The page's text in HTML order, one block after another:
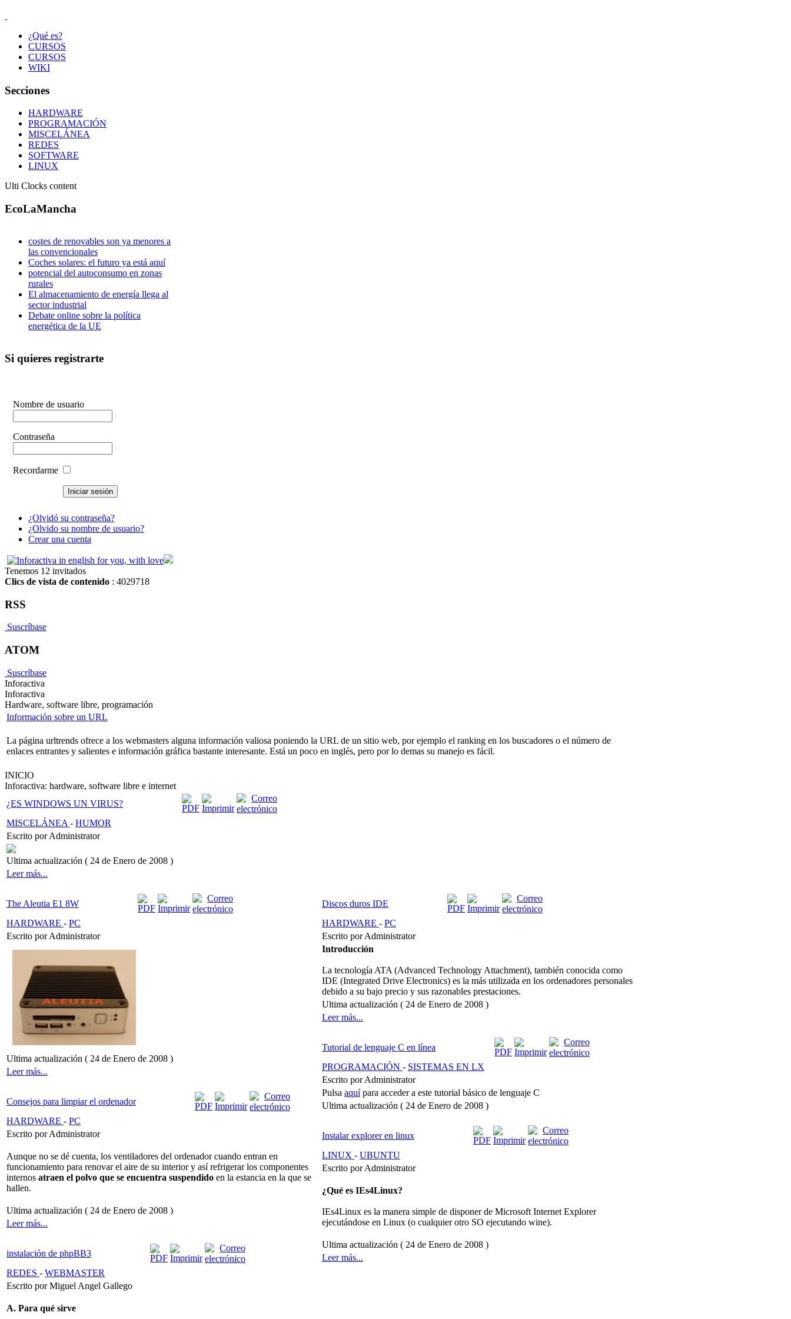
¿Qué es?
CURSOS
CURSOS
WIKI
Secciones
HARDWARE
PROGRAMACIÓN
MISCELÁNEA
REDES
SOFTWARE
LINUX
Ulti Clocks content
EcoLaMancha
costes de renovables son ya menores a
las convencionales
Coches solares: el futuro ya está aquí
potencial del autoconsumo en zonas
rurales
El almacenamiento de energía llega al
sector industrial
Debate online sobre la política
energética de la UE
Si quieres registrarte
Nombre de usuario
Contraseña
Recordarme
¿Olvidó su contraseña?
¿Olvido su nombre de usuario?
Crear una cuenta
Tenemos 12 invitados
Clics de vista de contenido : 4029718
RSS
Suscríbase
ATOM
Suscríbase
Inforactiva
Inforactiva
Hardware, software libre, programación
Información sobre un URL
La página urltrends ofrece a los webmasters alguna información valiosa poniendo la URL de un sitio web, por ejemplo el ranking en los buscadores o el número de
enlaces entrantes y salientes e información gráfica bastante interesante. Está un poco en inglés, pero por lo demas su manejo es fácil.
INICIO
Inforactiva: hardware, software libre e internet
¿ES WINDOWS UN VIRUS?
MISCELÁNEA - HUMOR
Escrito por Administrator
Ultima actualización ( 24 de Enero de 2008 )
Leer más...
The Aleutia E1 8W
HARDWARE - PC
Escrito por Administrator
Ultima actualización ( 24 de Enero de 2008 )
Leer más...
Consejos para limpiar el ordenador
HARDWARE - PC
Escrito por Administrator
Aunque no se dé cuenta, los ventiladores del ordenador cuando entran en
funcionamiento para renovar el aire de su interior y así refrigerar los componentes
internos atraen el polvo que se encuentra suspendido en la estancia en la que se
hallen.
Ultima actualización ( 24 de Enero de 2008 )
Leer más...
instalación de phpBB3
REDES - WEBMASTER
Escrito por Miguel Angel Gallego
A. Para qué sirve
Discos duros IDE
HARDWARE - PC
Escrito por Administrator
Introducción
La tecnología ATA (Advanced Technology Attachment), también conocida como
IDE (Integrated Drive Electronics) es la más utilizada en los ordenadores personales
debido a su bajo precio y sus razonables prestaciones.
Ultima actualización ( 24 de Enero de 2008 )
Leer más...
Tutorial de lenguaje C en línea
PROGRAMACIÓN - SISTEMAS EN LX
Escrito por Administrator
Pulsa aquípara acceder a este tutorial básico de lenguaje C
Ultima actualización ( 24 de Enero de 2008 )
Instalar explorer en linux
LINUX - UBUNTU
Escrito por Administrator
¿Qué es IEs4Linux?
IEs4Linux es la manera simple de disponer de Microsoft Internet Explorer
ejecutándose en Linux (o cualquier otro SO ejecutando wine).
Ultima actualización ( 24 de Enero de 2008 )
Leer más...